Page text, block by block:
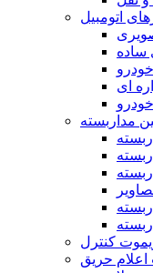
اتومبیل
ساده
ای
مداربسته
ریموت کنترل
اعلام حریق